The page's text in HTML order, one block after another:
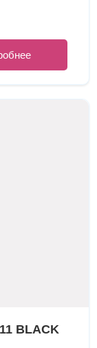
BLACK